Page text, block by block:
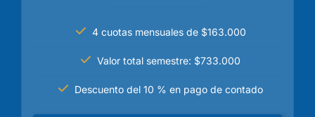
4 cuotas mensuales de $163.000
Valor total semestre: $733.000
Descuento del 10 % en pago de contado